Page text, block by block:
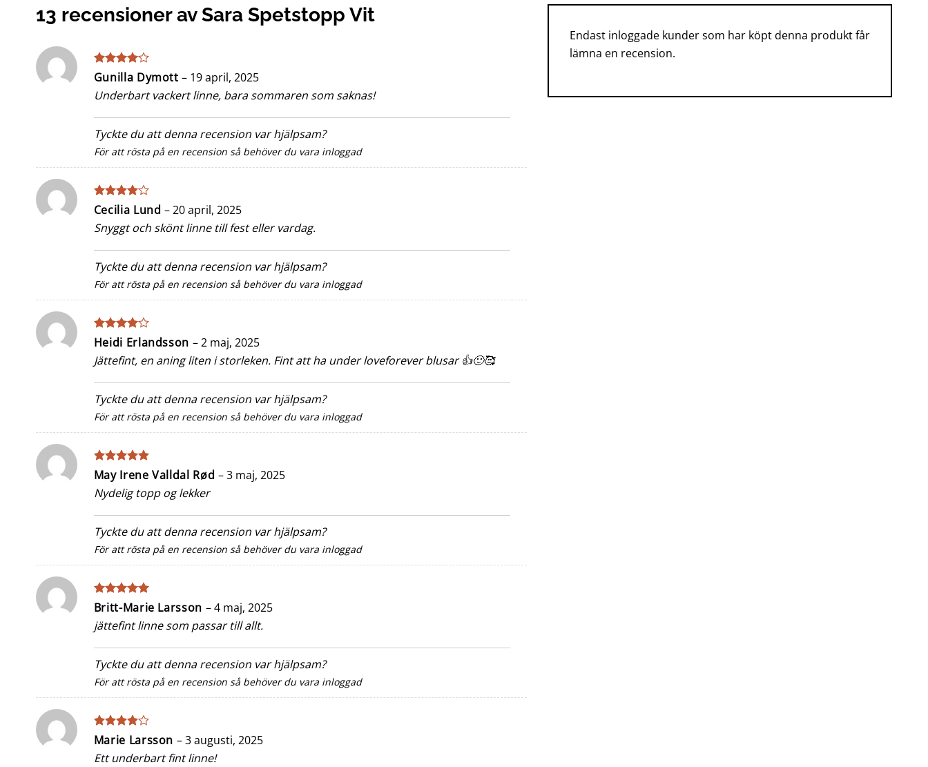
13 recensioner avSara Spetstopp Vit
Betygsatt
4av 5
Gunilla Dymott– 19 april, 2025
Underbart vackert linne, bara sommaren som saknas!
Tyckte du att denna recension var hjälpsam?
För att rösta på en recension så behöver du vara inloggad
Betygsatt
4av 5
Cecilia Lund–20 april, 2025
Snyggt och skönt linne till fest eller vardag.
Tyckte du att denna recension var hjälpsam?
För att rösta på en recension så behöver du vara inloggad
Betygsatt
4av 5
Heidi Erlandsson –2 maj, 2025
Jättefint, en aning liten i storleken. Fint att ha under loveforever blusar 👍🙂🥰
Tyckte du att denna recension var hjälpsam?
För att rösta på en recension så behöver du vara inloggad
Betygsatt5
av 5
May Irene Valldal Rød –3 maj, 2025
Nydelig topp og lekker
Tyckte du att denna recension var hjälpsam?
För att rösta på en recension så behöver du vara inloggad
Betygsatt5
av 5
Britt-Marie Larsson –4 maj, 2025
jättefint linne som passar till allt.
Tyckte du att denna recension var hjälpsam?
För att rösta på en recension så behöver du vara inloggad
Betygsatt
4av 5
Marie Larsson –3 augusti, 2025
Ett underbart fint linne!
Endast inloggade kunder som har köpt denna produkt får
lämna en recension.